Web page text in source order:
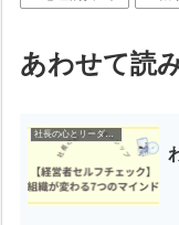
あわせて読
社長の心とリーダーシップ